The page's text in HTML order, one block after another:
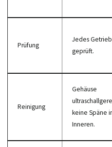
Prüfung
Jedes
geprüft.
Reinigung
Gehäuse
keine Späne
Inneren.